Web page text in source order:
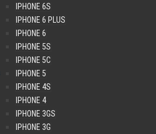
IPHONE 6S
IPHONE 6 PLUS
IPHONE 6
IPHONE 5S
IPHONE 5C
IPHONE 5
IPHONE 4S
IPHONE 4
IPHONE 3GS
IPHONE 3G